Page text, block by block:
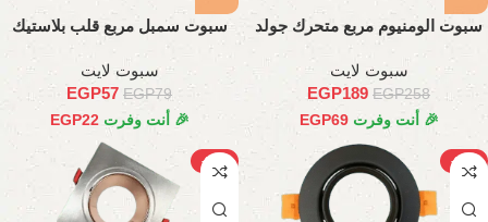
سبوت الومنيوم مربع متحرك جولد
سبوت لايت
EGP258
EGP189
🎉 أنت وفرت EGP69
سبوت سمبل مربع قلب بلاستيك
سبوت لايت
EGP79
EGP57
🎉 أنت وفرت EGP22
-36%
-27%